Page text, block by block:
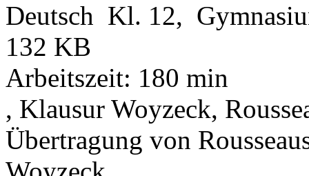
Deutsch Kl. 12,
132 KB
Arbeitszeit: 180 min
, Klausur Woyzeck,
Übertragung von